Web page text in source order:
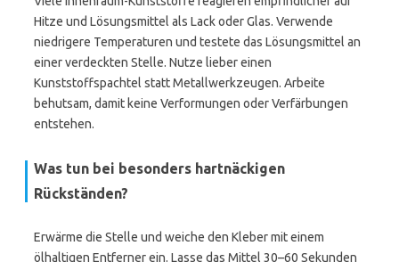
Hitze und Lösungsmittel als Lack oder Glas. Verwende
niedrigere Temperaturen und testete das Lösungsmittel an
einer verdeckten Stelle. Nutze lieber einen
Kunststoffspachtel statt Metallwerkzeugen. Arbeite
behutsam, damit keine Verformungen oder Verfärbungen
entstehen.
Was tun bei besonders hartnäckigen
Rückständen?
Erwärme die Stelle und weiche den Kleber mit einem
ölhaltigen Entferner ein. Lasse das Mittel 30–60 Sekunden